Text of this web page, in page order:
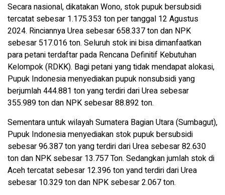
Secara nasional, dikatakan Wono, stok pupuk bersubsidi
tercatat sebesar 1.175.353 ton per tanggal 12 Agustus
2024. Rinciannya Urea sebesar 658.337 ton dan NPK
sebesar 517.016 ton. Seluruh stok ini bisa dimanfaatkan
para petani terdaftar pada Rencana Definitif Kebutuhan
Kelompok (RDKK). Bagi petani yang tidak mendapat alokasi,
Pupuk Indonesia menyediakan pupuk nonsubsidi yang
berjumlah 444.881 ton yang terdiri dari Urea sebesar
355.989 ton dan NPK sebesar 88.892 ton.
Sementara untuk wilayah Sumatera Bagian Utara (Sumbagut),
Pupuk Indonesia menyediakan stok pupuk bersubsidi
sebesar 96.387 ton yang terdiri dari Urea sebesar 82.630
ton dan NPK sebesar 13.757 Ton. Sedangkan jumlah stok di
Aceh tercatat sebesar 12.396 ton yand terdiri dari Urea
sebesar 10.329 ton dan NPK sebesar 2.067 ton.